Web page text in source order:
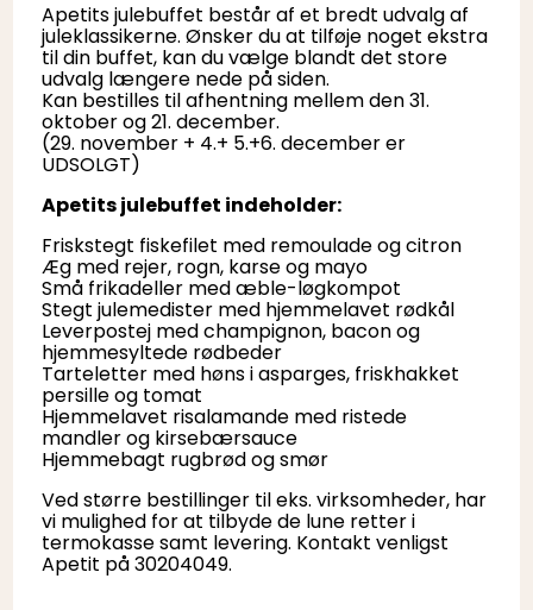
Apetits julebuffet består af et bredt udvalg af
juleklassikerne. Ønsker du at tilføje noget ekstra
til din buffet, kan du vælge blandt det store
udvalg længere nede på siden.
Kan bestilles til afhentning mellem den 31.
oktober og 21. december.
(29. november + 4.+ 5.+6. december er
UDSOLGT)
Apetits julebuffet indeholder:
Friskstegt fiskefilet med remoulade og citron
Æg med rejer, rogn, karse og mayo
Små frikadeller med æble-løgkompot
Stegt julemedister med hjemmelavet rødkål
Leverpostej med champignon, bacon og
hjemmesyltede rødbeder
Tarteletter med høns i asparges, friskhakket
persille og tomat
Hjemmelavet risalamande med ristede
mandler og kirsebærsauce
Hjemmebagt rugbrød og smør
Ved større bestillinger til eks. virksomheder, har
vi mulighed for at tilbyde de lune retter i
termokasse samt levering. Kontakt venligst
Apetit på 30204049.